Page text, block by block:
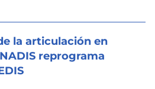
la articulación en
reprograma